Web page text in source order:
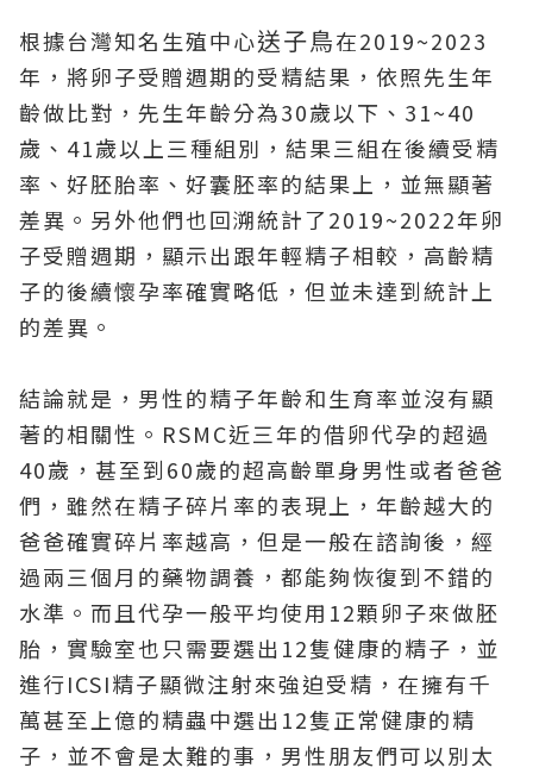
根據台灣知名生殖中心送子鳥在2019~2023
年，將卵子受贈週期的受精結果，依照先生年
齡做比對，先生年齡分為30歲以下、31~40
歲、41歲以上三種組別，結果三組在後續受精
率、好胚胎率、好囊胚率的結果上，並無顯著
差異。另外他們也回溯統計了2019~2022年卵
子受贈週期，顯示出跟年輕精子相較，高齡精
子的後續懷孕率確實略低，但並未達到統計上
的差異。
結論就是，男性的精子年齡和生育率並沒有顯
著的相關性。RSMC近三年的借卵代孕的超過
40歲，甚至到60歲的超高齡單身男性或者爸爸
們，雖然在精子碎片率的表現上，年齡越大的
爸爸確實碎片率越高，但是一般在諮詢後，經
過兩三個月的藥物調養，都能夠恢復到不錯的
水準。而且代孕一般平均使用12顆卵子來做胚
胎，實驗室也只需要選出12隻健康的精子，並
進行ICSI精子顯微注射來強迫受精，在擁有千
萬甚至上億的精蟲中選出12隻正常健康的精
子，並不會是太難的事，男性朋友們可以別太